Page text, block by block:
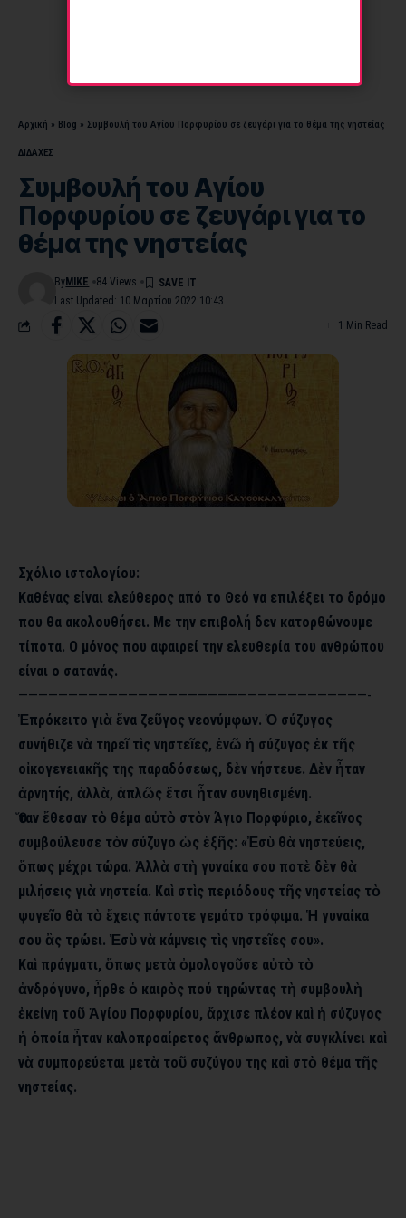
Αρχική » Blog » Συμβουλή του Αγίου Πορφυρίου σε ζευγάρι για το θέμα της νηστείας
ΔΙΔΑΧΕΣ
Συμβουλή του Αγίου
Πορφυρίου σε ζευγάρι για το
θέμα της νηστείας
Last Updated: 10 Μαρτίου 2022 10:43
By MIKE 84 Views
1 Min Read
Σχόλιο ιστολογίου:
Καθένας είναι ελεύθερος από το Θεό να επιλέξει το δρόμο
που θα ακολουθήσει. Με την επιβολή δεν κατορθώνουμε
τίποτα. Ο μόνος που αφαιρεί την ελευθερία του ανθρώπου
είναι ο σατανάς.
———————————————————————————————————-
Ἐπρόκειτο γιὰ ἕνα ζεῦγος νεονύμφων. Ὁ σύζυγος
συνήθιζε νὰ τηρεῖ τὶς νηστεῖες, ἐνῶ ἡ σύζυγος ἐκ τῆς
οἰκογενειακῆς της παραδόσεως, δὲν νήστευε. Δὲν ἦταν
ἀρνητής, ἀλλὰ, ἁπλῶς ἔτσι ἦταν συνηθισμένη.
Ὅταν ἔθεσαν τὸ θέμα αὐτὸ στὸν Άγιο Πορφύριο, ἐκεῖνος
συμβούλευσε τὸν σύζυγο ὡς ἑξῆς: «Ἐσὺ θὰ νηστεύεις,
ὅπως μέχρι τώρα. Ἀλλὰ στὴ γυναίκα σου ποτὲ δὲν θὰ
μιλήσεις γιὰ νηστεία. Καὶ στὶς περιόδους τῆς νηστείας τὸ
ψυγεῖο θὰ τὸ ἔχεις πάντοτε γεμάτο τρόφιμα. Ἡ γυναίκα
σου ἂς τρώει. Ἐσὺ νὰ κάμνεις τὶς νηστεῖες σου».
Καὶ πράγματι, ὅπως μετὰ ὀμολογοῦσε αὐτὸ τὸ
ἀνδρόγυνο, ἦρθε ὁ καιρὸς πού τηρώντας τὴ συμβουλὴ
ἐκείνη τοῦ Ἁγίου Πορφυρίου, ἄρχισε πλέον καὶ ἡ σύζυγος
ἡ ὁποία ἦταν καλοπροαίρετος ἄνθρωπος, νὰ συγκλίνει καὶ
νὰ συμπορεύεται μετὰ τοῦ συζύγου της καὶ στὸ θέμα τῆς
νηστείας.